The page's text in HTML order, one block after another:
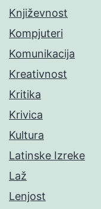
Književnost
Kompjuteri
Komunikacija
Kreativnost
Kritika
Krivica
Kultura
Latinske Izreke
Laž
Lenjost